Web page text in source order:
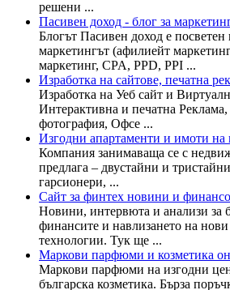
решени ...
Пасивен доход - блог за
Блогът Пасивен доход е посветен
маркетингът (афилиейт
маркетинг, CPA, PPD, PPI ...
Изработка на сайтове, печатна
Изработка на Уеб сайт и
Интерактивна и печатна
фотография, Офсе ...
Изгодни апартаменти и имоти на
Компания занимаваща се с
предлага – двустайни и
гарсионери, ...
Сайт за финтех новини и
Новини, интервюта и анализи за
финансите и навлизането на
технологии. Тук ще ...
Маркови парфюми и козметика
Маркови парфюми на изгодни
българска козметика. Бърза